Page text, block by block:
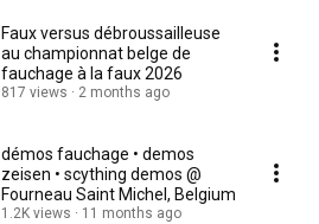
Faux versus débroussailleuse
au championnat belge de
fauchage à la faux 2026
817 views 2 months ago
démos fauchage • demos
zeisen • scything demos @
Fourneau Saint Michel, Belgium
1.2K views 11 months ago